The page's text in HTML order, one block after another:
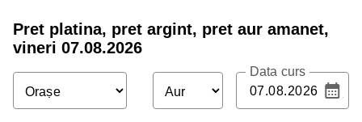
Pret platina, pret argint, pret aur amanet,
vineri 07.08.2026
Data curs